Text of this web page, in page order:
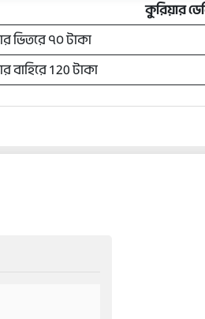
কুরিয়ার
ভিতরে ৭০ টাকা
বাহিরে 120 টাকা